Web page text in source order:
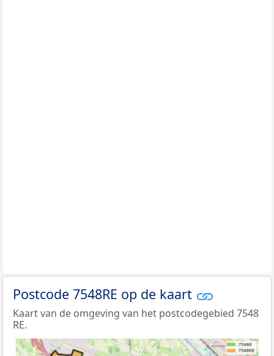
Postcode 7548RE op de kaart
Kaart van de omgeving van het postcodegebied 7548
RE.